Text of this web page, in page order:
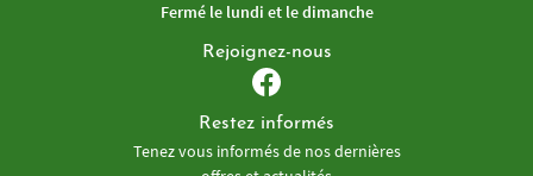
Fermé le lundi et le dimanche
Rejoignez-nous
Restez informés
Tenez vous informés de nos dernières